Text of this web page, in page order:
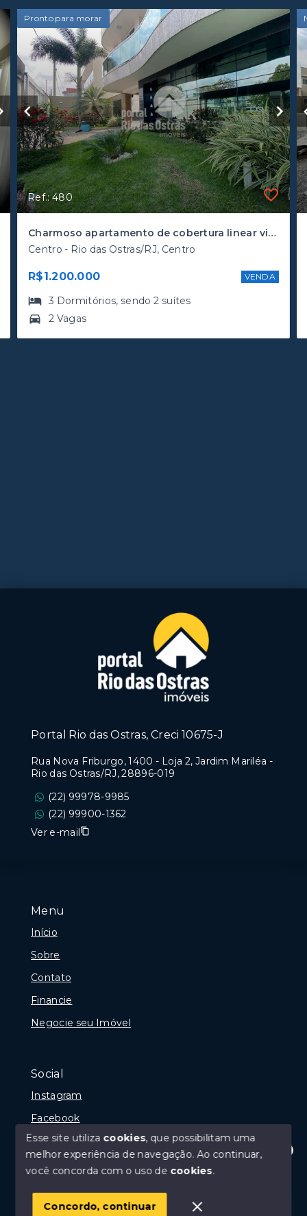
Pronto para morar
Ref.: 480
Charmoso apartamento de cobertura linear vista mar a poucos metros da praia
Centro - Rio das Ostras/RJ, Centro
R$1.200.000 VENDA
3 Dormitórios, sendo2 suítes
2 Vagas
Olá! Estamos disponíveis para te ajudar.
Menu
Início
Sobre
Contato
Financie
Negocie seu Imóvel
Social
Instagram
Facebook
© Copyright 2026 - Portal Rio das Ostras, Creci 10675-
SITE PARA IMOBILIARIA
Portal Rio das Ostras, Creci 10675-J
Rua Nova Friburgo, 1400 - Loja 2, Jardim Mariléa -
Rio das Ostras/RJ, 28896-019
(22) 99978-9985
(22) 99900-1362
Ver e-mail
Esse site utiliza cookies, que possibilitam uma
melhor experiência de navegação.Ao continuar,
você concorda com o uso de cookies.
Concordo, continuar